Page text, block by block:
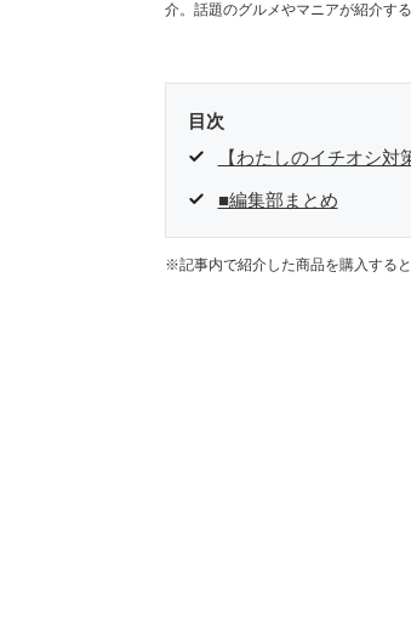
介。話題のグルメやマニアが紹介す
目次
【わたしのイチオシ
■編集部まとめ
※記事内で紹介した商品を購入する